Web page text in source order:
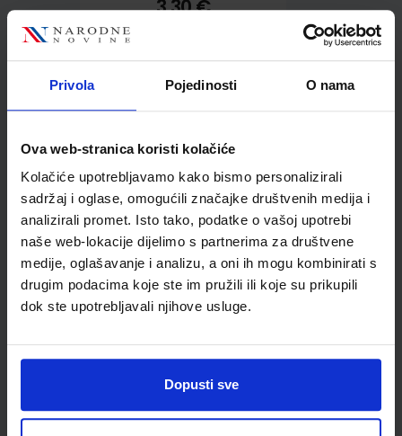
Privola Pojedinosti O nama
Ova web-stranica koristi kolačiće
Kolačiće upotrebljavamo kako bismo personalizirali
sadržaj i oglase, omogućili značajke društvenih medija i
analizirali promet. Isto tako, podatke o vašoj upotrebi
naše web-lokacije dijelimo s partnerima za društvene
medije, oglašavanje i analizu, a oni ih mogu kombinirati s
drugim podacima koje ste im pružili ili koje su prikupili
dok ste upotrebljavali njihove usluge.
Dopusti sve
3,30 €
Kupci najčešće biraju..
Bojica drvena Jolly
Kinderfest plava